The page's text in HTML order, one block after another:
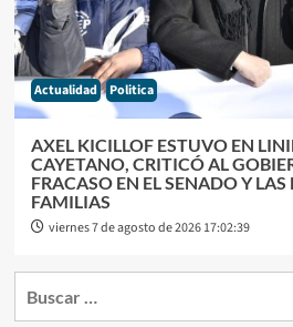
Actualidad Politica
AXEL KICILLOF ESTUVO EN
CAYETANO, CRITICÓ AL
FRACASO EN EL SENADO Y LAS
FAMILIAS
viernes 7 de agosto de 2026 17:02:39